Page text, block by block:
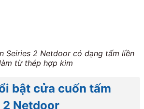
Seiries 2 Netdoor có dạng tấm liền
từ thép hợp kim
bật cửa cuốn tấm
2 Netdoor